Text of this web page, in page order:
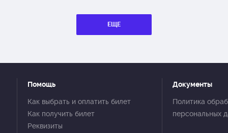
ЕЩЕ
Помощь
Как выбрать и оплатить билет
Как получить билет
Реквизиты
Документы
Политика
персональных